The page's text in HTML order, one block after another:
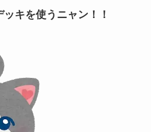
キを使うニャン！！